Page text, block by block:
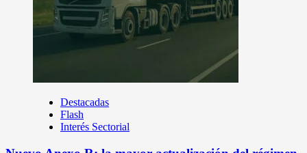
Destacadas
Flash
Interés Sectorial